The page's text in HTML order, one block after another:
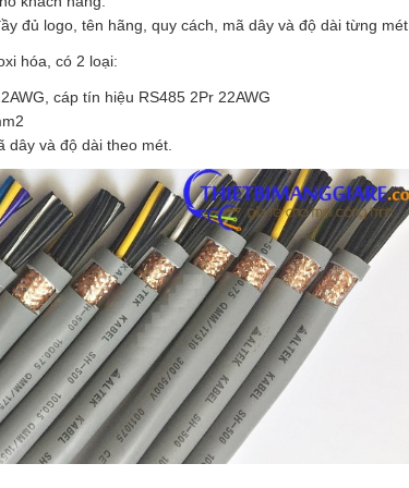
đủ logo, tên hãng, quy cách, mã dây và độ dài từng mét.
hóa, có 2 loại:
cáp tín hiệu RS485 2Pr 22AWG
và độ dài theo mét.